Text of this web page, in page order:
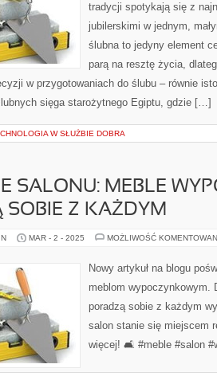
tradycji spotykają się z
jubilerskimi w jednym,
ślubna to jedyny element
parą na resztę życia,
w przygotowaniach do ślubu – równie
sięga starożytnego Egiptu, gdzie […]
W SŁUŻBIE DOBRA
SALONU: MEBLE
SOBIE Z KAŻDYM
MAR - 2 - 2025 MOŻLIWOŚĆ
Nowy artykuł na blogu
meblom wypoczynkowym.
poradzą sobie z każdym
salon stanie się miejscem
więcej! 🛋️ #meble #salon